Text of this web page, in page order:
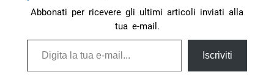
Abbonati per ricevere gli ultimi articoli inviati alla
tua e-mail.
Digita la tua e-mail...
Iscriviti